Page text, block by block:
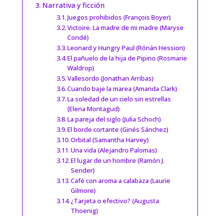
Narrativa y ficción
Juegos prohibidos (François Boyer)
Victoire. La madre de mi madre (Maryse
Condé)
Leonard y Hungry Paul (Rónán Hession)
El pañuelo de la hija de Pipino (Rosmarie
Waldrop)
Vallesordo (Jonathan Arribas)
Cuando baje la marea (Amanda Clark)
La soledad de un cielo sin estrellas
(Elena Montagud)
La pareja del siglo (Julia Schoch)
El borde cortante (Ginés Sánchez)
Orbital (Samantha Harvey)
Una vida (Alejandro Palomas)
El lugar de un hombre (Ramón J.
Sender)
Café con aroma a calabaza (Laurie
Gilmore)
¿Tarjeta o efectivo? (Augusta
Thoenig)